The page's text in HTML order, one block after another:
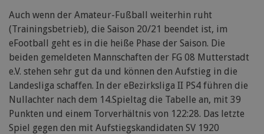
Auch wenn der Amateur-Fußball weiterhin ruht
(Trainingsbetrieb), die Saison 20/21 beendet ist, im
eFootball geht es in die heiße Phase der Saison. Die
beiden gemeldeten Mannschaften der FG 08 Mutterstadt
e.V. stehen sehr gut da und können den Aufstieg in die
Landesliga schaffen. In der eBezirksliga II PS4 führen die
Nullachter nach dem 14.Spieltag die Tabelle an, mit 39
Punkten und einem Torverhältnis von 122:28. Das letzte
Spiel gegen den mit Aufstiegskandidaten SV 1920